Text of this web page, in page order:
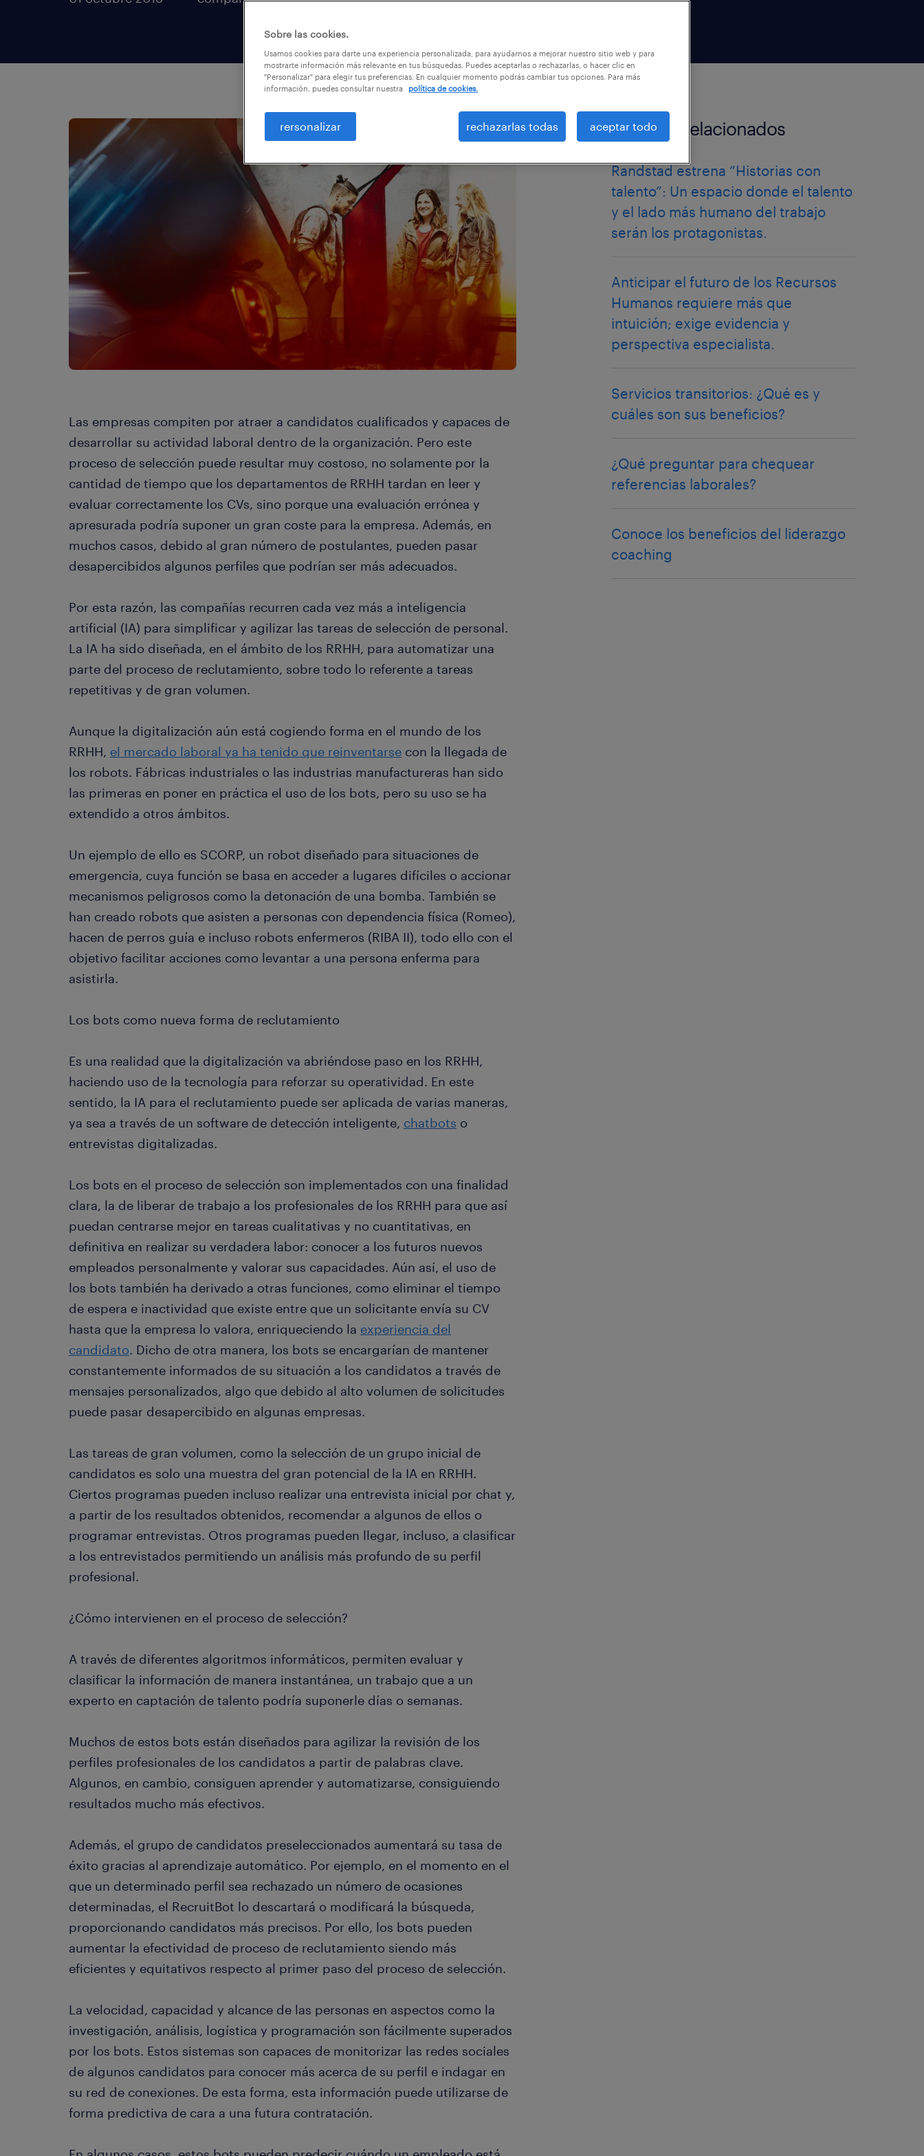
Las empresas compiten por atraer a candidatos cualificados y capaces de
desarrollar su actividad laboral dentro de la organización. Pero este
proceso de selección puede resultar muy costoso, no solamente por la
cantidad de tiempo que los departamentos de RRHH tardan en leer y
evaluar correctamente los CVs, sino porque una evaluación errónea y
apresurada podría suponer un gran coste para la empresa. Además, en
muchos casos, debido al gran número de postulantes, pueden pasar
desapercibidos algunos perfiles que podrían ser más adecuados.
Por esta razón, las compañías recurren cada vez más a inteligencia
artificial (IA) para simplificar y agilizar las tareas de selección de personal.
La IA ha sido diseñada, en el ámbito de los RRHH, para automatizar una
parte del proceso de reclutamiento, sobre todo lo referente a tareas
repetitivas y de gran volumen.
Aunque la digitalización aún está cogiendo forma en el mundo de los
RRHH, el mercado laboral ya ha tenido que reinventarse con la llegada de
los robots. Fábricas industriales o las industrias manufactureras han sido
las primeras en poner en práctica el uso de los bots, pero su uso se ha
extendido a otros ámbitos.
Un ejemplo de ello es SCORP, un robot diseñado para situaciones de
emergencia, cuya función se basa en acceder a lugares difíciles o accionar
mecanismos peligrosos como la detonación de una bomba. También se
han creado robots que asisten a personas con dependencia física (Romeo),
hacen de perros guía e incluso robots enfermeros (RIBA II), todo ello con el
objetivo facilitar acciones como levantar a una persona enferma para
asistirla.
Los bots como nueva forma de reclutamiento
Es una realidad que la digitalización va abriéndose paso en los RRHH,
haciendo uso de la tecnología para reforzar su operatividad. En este
sentido, la IA para el reclutamiento puede ser aplicada de varias maneras,
ya sea a través de un software de detección inteligente, chatbots o
entrevistas digitalizadas.
Los bots en el proceso de selección son implementados con una finalidad
clara, la de liberar de trabajo a los profesionales de los RRHH para que así
puedan centrarse mejor en tareas cualitativas y no cuantitativas, en
definitiva en realizar su verdadera labor: conocer a los futuros nuevos
empleados personalmente y valorar sus capacidades. Aún así, el uso de
los bots también ha derivado a otras funciones, como eliminar el tiempo
de espera e inactividad que existe entre que un solicitante envía su CV
hasta que la empresa lo valora, enriqueciendo la experiencia del
candidato. Dicho de otra manera, los bots se encargarían de mantener
constantemente informados de su situación a los candidatos a través de
mensajes personalizados, algo que debido al alto volumen de solicitudes
puede pasar desapercibido en algunas empresas.
Las tareas de gran volumen, como la selección de un grupo inicial de
candidatos es solo una muestra del gran potencial de la IA en RRHH.
Ciertos programas pueden incluso realizar una entrevista inicial por chat y,
a partir de los resultados obtenidos, recomendar a algunos de ellos o
programar entrevistas. Otros programas pueden llegar, incluso, a clasificar
a los entrevistados permitiendo un análisis más profundo de su perfil
profesional.
¿Cómo intervienen en el proceso de selección?
A través de diferentes algoritmos informáticos, permiten evaluar y
clasificar la información de manera instantánea, un trabajo que a un
experto en captación de talento podría suponerle días o semanas.
Muchos de estos bots están diseñados para agilizar la revisión de los
perfiles profesionales de los candidatos a partir de palabras clave.
Algunos, en cambio, consiguen aprender y automatizarse, consiguiendo
resultados mucho más efectivos.
Además, el grupo de candidatos preseleccionados aumentará su tasa de
éxito gracias al aprendizaje automático. Por ejemplo, en el momento en el
que un determinado perfil sea rechazado un número de ocasiones
determinadas, el RecruitBot lo descartará o modificará la búsqueda,
proporcionando candidatos más precisos. Por ello, los bots pueden
aumentar la efectividad de proceso de reclutamiento siendo más
eficientes y equitativos respecto al primer paso del proceso de selección.
La velocidad, capacidad y alcance de las personas en aspectos como la
investigación, análisis, logística y programación son fácilmente superados
por los bots. Estos sistemas son capaces de monitorizar las redes sociales
de algunos candidatos para conocer más acerca de su perfil e indagar en
su red de conexiones. De esta forma, esta información puede utilizarse de
forma predictiva de cara a una futura contratación.
artículos relacionados
Randstad estrena “Historias con
talento”: Un espacio donde el talento
y el lado más humano del trabajo
serán los protagonistas.
Anticipar el futuro de los Recursos
Humanos requiere más que
intuición; exige evidencia y
perspectiva especialista.
Servicios transitorios: ¿Qué es y
cuáles son sus beneficios?
¿Qué preguntar para chequear
referencias laborales?
Conoce los beneficios del liderazgo
coaching
Sobre las cookies.
Usamos cookies para darte una experiencia personalizada, para ayudarnos a mejorar nuestro sitio web y para
mostrarte información más relevante en tus búsquedas. Puedes aceptarlas o rechazarlas, o hacer clic en
"Personalizar" para elegir tus preferencias. En cualquier momento podrás cambiar tus opciones. Para más
información, puedes consultar nuestra
política de cookies.
rersonalizar rechazarlas todas aceptar todo